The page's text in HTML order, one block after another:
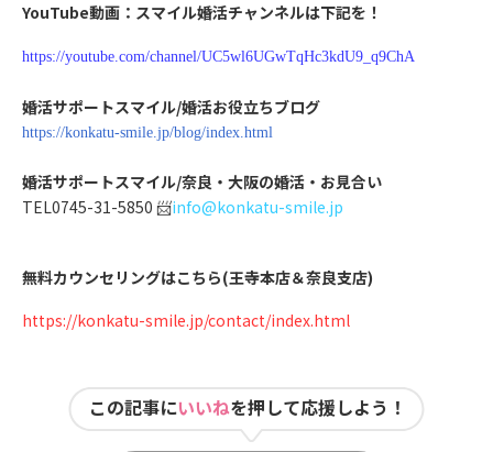
YouTube動画：スマイル婚活チャンネルは下記を！
https://youtube.com/channel/UC5wl6UGwTqHc3kdU9_q9ChA
婚活サポートスマイル/婚活お役立ちブログ
https://konkatu-smile.jp/blog/index.html
婚活サポートスマイル/奈良・大阪の婚活・お見合い
TEL0745-31-5850 📨info@konkatu-smile.jp
無料カウンセリングはこちら(王寺本店＆奈良支店)
https://konkatu-smile.jp/contact/index.html
この記事にいいねを押して応援しよう！